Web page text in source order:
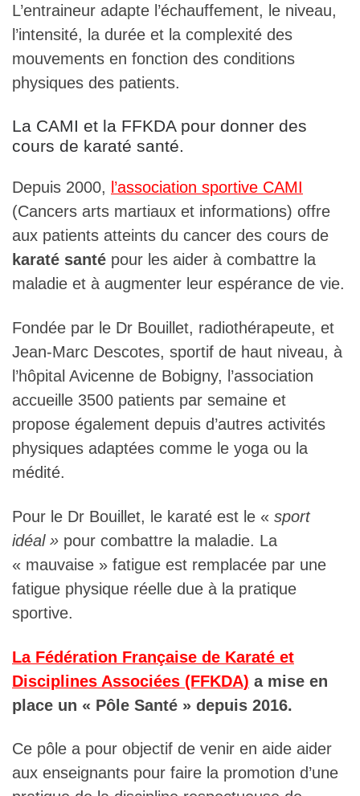
L’entraineur adapte l’échauffement, le niveau,
l’intensité, la durée et la complexité des
mouvements en fonction des conditions
physiques des patients.
La CAMI et la FFKDA pour donner des
cours de karaté santé.
Depuis 2000, l’association sportive CAMI
(Cancers arts martiaux et informations) offre
aux patients atteints du cancer des cours de
karaté santé pour les aider à combattre la
maladie et à augmenter leur espérance de vie.
Fondée par le Dr Bouillet, radiothérapeute, et
Jean-Marc Descotes, sportif de haut niveau, à
l’hôpital Avicenne de Bobigny, l’association
accueille 3500 patients par semaine et
propose également depuis d’autres activités
physiques adaptées comme le yoga ou la
médité.
Pour le Dr Bouillet, le karaté est le « sport
idéal » pour combattre la maladie. La
« mauvaise » fatigue est remplacée par une
fatigue physique réelle due à la pratique
sportive.
La Fédération Française de Karaté et
Disciplines Associées (FFKDA) a mise en
place un « Pôle Santé » depuis 2016.
Ce pôle a pour objectif de venir en aide aider
aux enseignants pour faire la promotion d’une